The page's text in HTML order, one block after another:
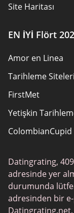
Site Haritası
EN İYİ Flört
Amor en Linea
Tarihleme Siteleri
FirstMet
Yetişkin
ColombianCupid
MeetMindful
BDSM Flört
BBPeopleMeet
Datingrating,
adresinde yer
durumunda
adresinden bir